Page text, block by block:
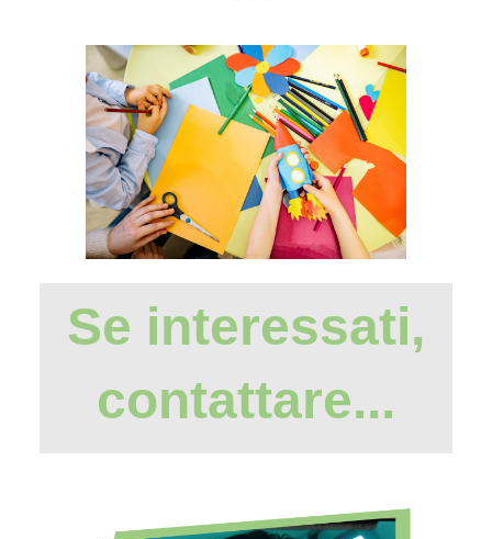
Se interessati,
contattare...